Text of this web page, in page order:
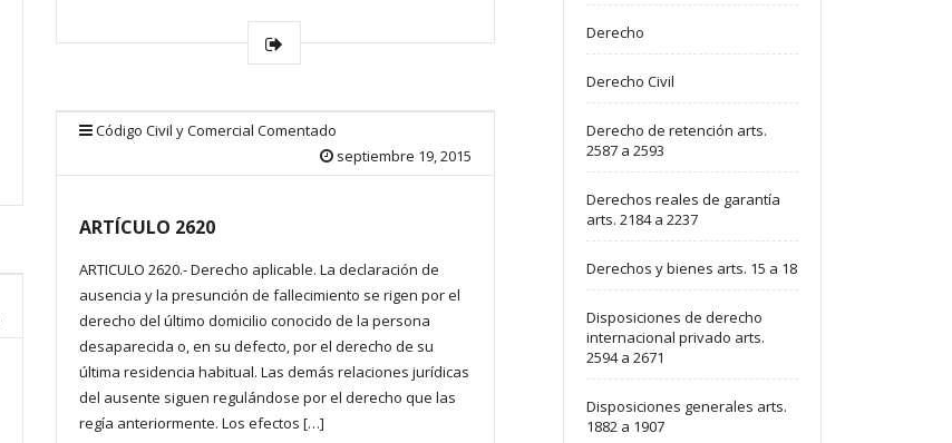
Código Civil y Comercial Comentado
septiembre 19, 2015
ARTÍCULO 2620
ARTICULO 2620.- Derecho aplicable. La declaración de
ausencia y la presunción de fallecimiento se rigen por el
derecho del último domicilio conocido de la persona
desaparecida o, en su defecto, por el derecho de su
última residencia habitual. Las demás relaciones jurídicas
del ausente siguen regulándose por el derecho que las
regía anteriormente. Los efectos […]
Derecho
Derecho Civil
Derecho de retención arts.
2587 a 2593
Derechos reales de garantía
arts. 2184 a 2237
Derechos y bienes arts. 15 a 18
Disposiciones de derecho
internacional privado arts.
2594 a 2671
Disposiciones generales arts.
1882 a 1907